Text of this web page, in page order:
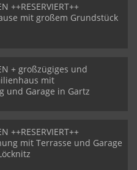
++RESERVIERT++
mit großem Grundstück
+ großzügiges und
mit
und Garage in Gartz
++RESERVIERT++
mit Terrasse und Garage